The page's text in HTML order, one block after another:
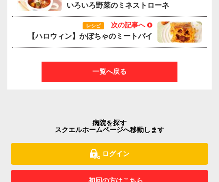
いろいろ野菜のミネストローネ
レシピ 次の記事へ
【ハロウィン】かぼちゃのミートパイ
一覧へ戻る
病院を探す
スクエルホームページへ移動します
ログイン